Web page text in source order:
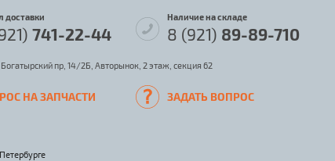
доставки
741-22-44
Наличие на складе
8 (921) 89-89-710
пр, 14/2Б, Авторынок, 2 этаж, секция 62
НА ЗАПЧАСТИ ЗАДАТЬ ВОПРОС